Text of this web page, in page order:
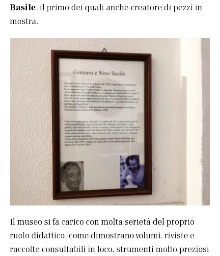
Basile, il primo dei quali anche creatore di pezzi in
mostra.
Il museo si fa carico con molta serietà del proprio
ruolo didattico, come dimostrano volumi, riviste e
raccolte consultabili in loco, strumenti molto preziosi